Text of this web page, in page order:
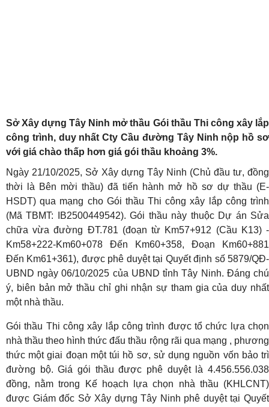
Sở Xây dựng Tây Ninh mở thầu Gói thầu Thi công xây lắp
công trình, duy nhất Cty Cầu đường Tây Ninh nộp hồ sơ
với giá chào thấp hơn giá gói thầu khoảng 3%.
Ngày 21/10/2025, Sở Xây dựng Tây Ninh (Chủ đầu tư, đồng
thời là Bên mời thầu) đã tiến hành mở hồ sơ dự thầu (E-
HSDT) qua mạng cho Gói thầu Thi công xây lắp công trình
(Mã TBMT: IB2500449542). Gói thầu này thuộc Dự án Sửa
chữa vừa đường ĐT.781 (đoạn từ Km57+912 (Cầu K13) -
Km58+222-Km60+078 Đến Km60+358, Đoạn Km60+881
Đến Km61+361), được phê duyệt tại Quyết định số 5879/QĐ-
UBND ngày 06/10/2025 của UBND tỉnh Tây Ninh. Đáng chú
ý, biên bản mở thầu chỉ ghi nhận sự tham gia của duy nhất
một nhà thầu.
Gói thầu Thi công xây lắp công trình được tổ chức lựa chọn
nhà thầu theo hình thức đấu thầu rộng rãi qua mạng , phương
thức một giai đoạn một túi hồ sơ, sử dụng nguồn vốn bảo trì
đường bộ. Giá gói thầu được phê duyệt là 4.456.556.038
đồng, nằm trong Kế hoạch lựa chọn nhà thầu (KHLCNT)
được Giám đốc Sở Xây dựng Tây Ninh phê duyệt tại Quyết